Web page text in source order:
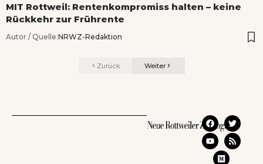
MIT Rottweil: Rentenkompromiss halten – keine
Rückkehr zur Frührente
Autor / Quelle:NRWZ-Redaktion
Zurück Weiter